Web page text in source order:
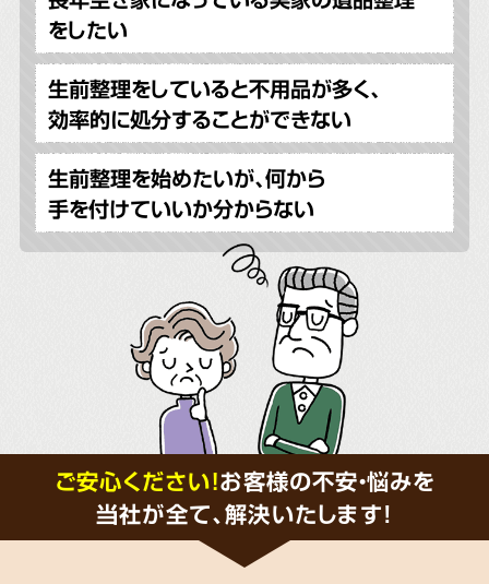
をしたい
生前整理をしていると不用品が多く、
効率的に処分することができない
生前整理を始めたいが、何から
手を付けていいか分からない
ご安心ください！お客様の不安・悩みを
当社が全て、解決いたします!